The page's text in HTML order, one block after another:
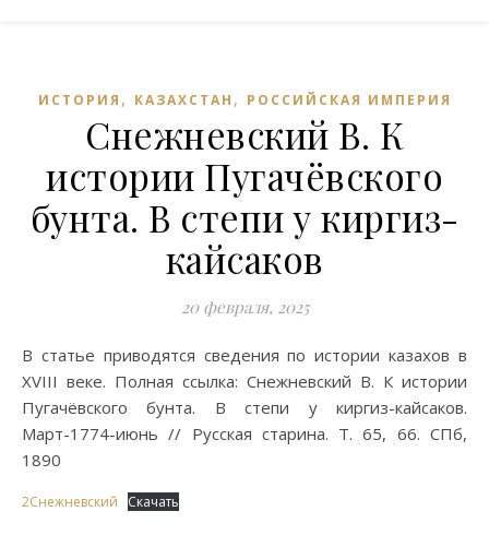
ИСТОРИЯ , КАЗАХСТАН , РОССИЙСКАЯ ИМПЕРИЯ
Снежневский В. К
истории Пугачёвского
бунта. В степи у киргиз-
кайсаков
20 февраля, 2025
В статье приводятся сведения по истории казахов в
XVIII веке. Полная ссылка: Снежневский В. К истории
Пугачёвского бунта. В степи у киргиз-кайсаков.
Март-1774-июнь // Русская старина. Т. 65, 66. СПб,
1890
2Снежневский Скачать